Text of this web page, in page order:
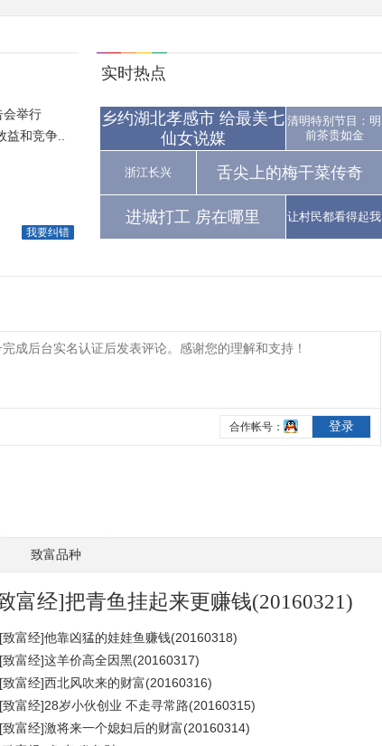
会举行
和竞争..
我要纠错
实时热点
乡约湖北孝感市 给最美七
仙女说媒
清明特别节目：明
前茶贵如金
浙江长兴 舌尖上的梅干菜传奇
进城打工 房在哪里 让村民都看得起我
致富品种
富经]把青鱼挂起来更赚钱(20160321)
[致富经]他靠凶猛的娃娃鱼赚钱(20160318)
[致富经]这羊价高全因黑(20160317)
[致富经]西北风吹来的财富(20160316)
[致富经]28岁小伙创业 不走寻常路(20160315)
[致富经]激将来一个媳妇后的财富(20160314)